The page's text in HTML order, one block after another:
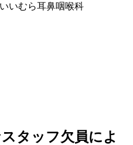
いむら耳鼻咽喉科
タッフ欠員によ